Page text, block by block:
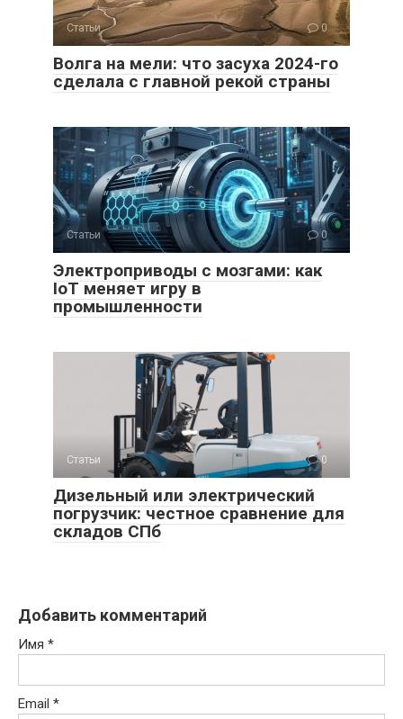
Статьи 0
Волга на мели: что засуха 2024-го
сделала с главной рекой страны
Статьи 0
Электроприводы с мозгами: как
IoT меняет игру в
промышленности
Статьи 0
Дизельный или электрический
погрузчик: честное сравнение для
складов СПб
Добавить комментарий
Имя *
Email *